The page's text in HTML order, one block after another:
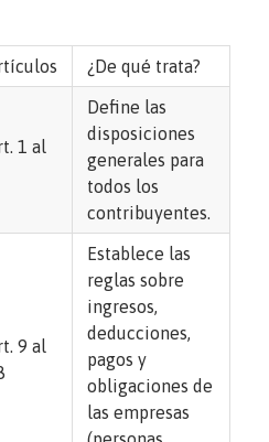
¿De qué trata?
1 al
Define las
disposiciones
generales para
todos los
contribuyentes.
9 al
Establece las
reglas sobre
ingresos,
deducciones,
pagos y
obligaciones de
las empresas